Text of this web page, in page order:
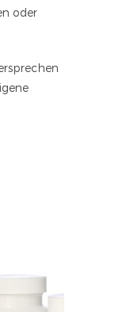
oder